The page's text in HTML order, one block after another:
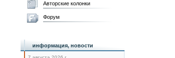
Авторские колонки
Форум
информация, новости